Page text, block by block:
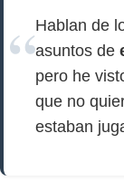
Hablan de
asuntos de
pero he
que no
estaban